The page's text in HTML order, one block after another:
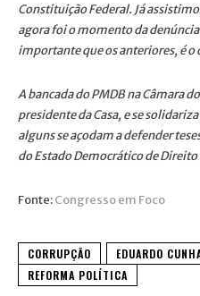
Constituição Federal. Já
agora foi o momento da
importante que os anteriores, é o
A bancada do PMDB na Câmara
presidente da Casa, e se
alguns se açodam a defender
do Estado Democrático de Direito
Fonte:Congresso em Foco
CORRUPÇÃO EDUARDO
REFORMA POLÍTICA